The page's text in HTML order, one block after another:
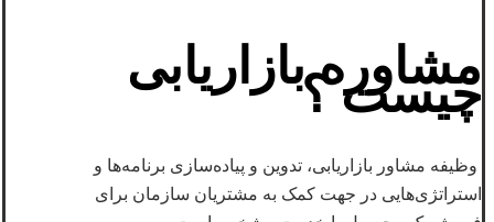
مشاوره بازاریابی
چیست؟
وظیفه مشاور بازاریابی، تدوین و پیاده‌سازی برنامه‌ها و
استراتژی‌هایی در جهت کمک به مشتریان سازمان برای